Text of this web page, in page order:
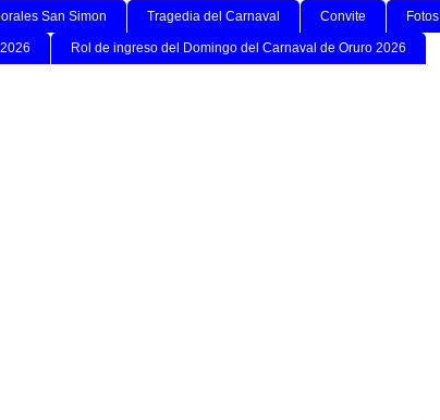
San Simon Tragedia del Carnaval Convite Fotos
Rol de ingreso del Domingo del Carnaval de Oruro 2026